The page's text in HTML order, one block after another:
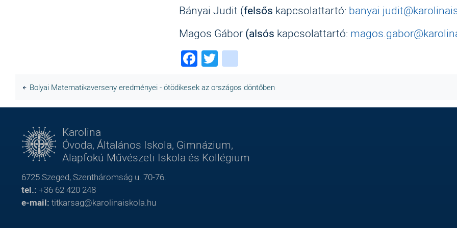
Bányai Judit (felsős kapcsolattartó:
Magos Gábor (alsós kapcsolattartó:
Facebook
Twitter
Bolyai Matematikaverseny eredményei - ötödikesek az országos döntőben
Karolina
Óvoda, Általános Iskola, Gimnázium,
Alapfokú Művészeti Iskola és Kollégium
6725 Szeged, Szentháromság u. 70-76.
tel.: +36 62 420 248
e-mail: titkarsag@karolinaiskola.hu